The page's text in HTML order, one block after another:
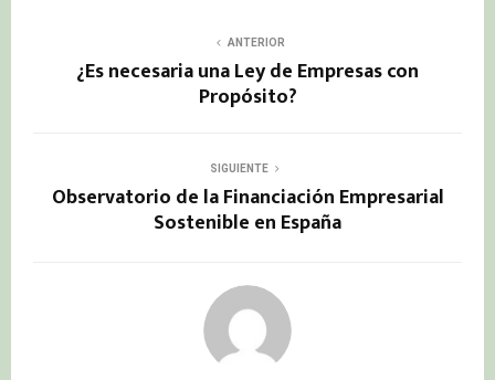
ANTERIOR
¿Es necesaria una Ley de Empresas con
Propósito?
SIGUIENTE
Observatorio de la Financiación Empresarial
Sostenible en España